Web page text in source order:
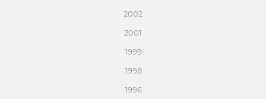
2002
2001
1999
1998
1996